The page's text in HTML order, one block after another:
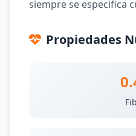
siempre se especifica
Propiedades